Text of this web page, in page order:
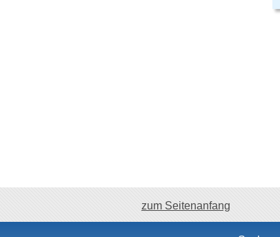
zum Seitenanfang